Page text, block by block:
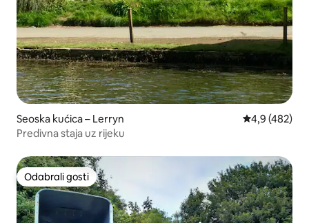
Seoska kućica – Lerryn Prosječna
4,9 (482)
Predivna staja uz rijeku
Odabrali gosti
Odabrali gosti